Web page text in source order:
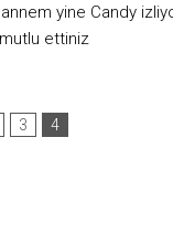
yine Candy
ettiniz
3 4